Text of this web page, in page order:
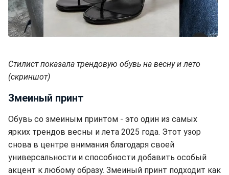
Стилист показала трендовую обувь на весну и лето
(скриншот)
Змеиный принт
Обувь со змеиным принтом - это один из самых
ярких трендов весны и лета 2025 года. Этот узор
снова в центре внимания благодаря своей
универсальности и способности добавить особый
акцент к любому образу. Змеиный принт подходит как